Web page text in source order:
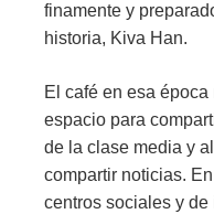
finamente y
historia, Kiva Han.
El café en esa
espacio para
de la clase media y
compartir noticias.
centros sociales y